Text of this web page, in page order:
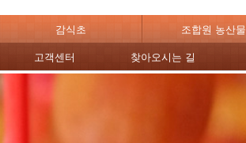
10+1 특별이벤트 안내
견적서출력 안내
감식초
조합원 농산물
고객센터 찾아오시는 길